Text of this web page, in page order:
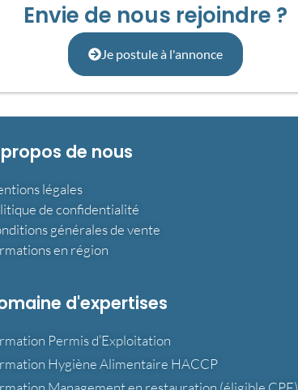
Envie de nous rejoindre ?
Je postule à l'annonce
de nous
légales
de confidentialité
générales de vente
en région
d'expertises
Permis d’Exploitation
Hygiène Alimentaire HACCP